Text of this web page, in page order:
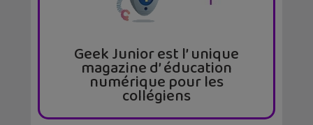
Geek Junior est l’ unique
magazine d’ éducation
numérique pour les
collégiens